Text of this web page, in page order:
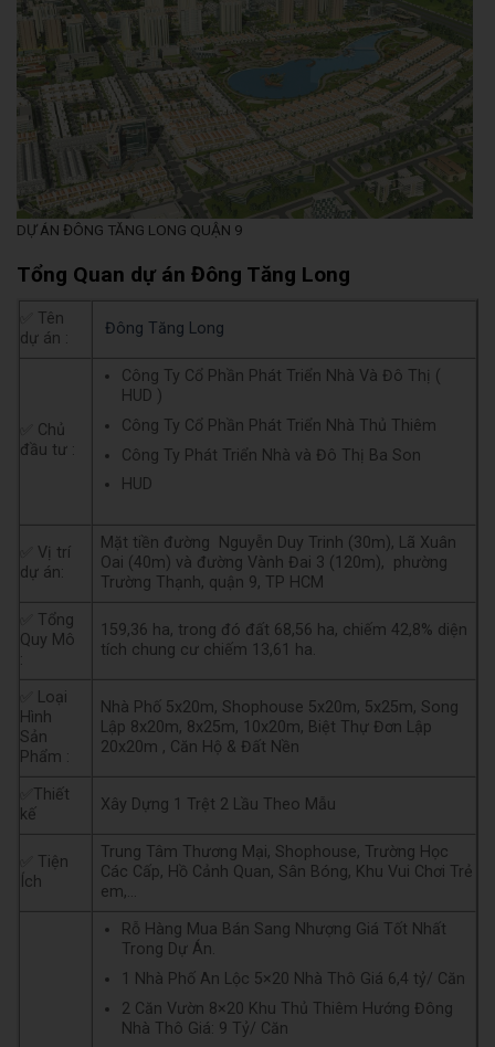
DỰ ÁN ĐÔNG TĂNG LONG QUẬN 9
Tổng Quan dự án Đông Tăng Long
✅ Tên
dự án :
Đông Tăng Long
✅ Chủ
đầu tư :
Công Ty Cổ Phần Phát Triển Nhà Và Đô Thị (
HUD )
Công Ty Cổ Phần Phát Triển Nhà Thủ Thiêm
Công Ty Phát Triển Nhà và Đô Thị Ba Son
HUD
✅ Vị trí
dự án:
Mặt tiền đường Nguyễn Duy Trinh (30m), Lã Xuân
Oai (40m) và đường Vành Đai 3 (120m), phường
Trường Thạnh, quận 9, TP HCM
✅ Tổng
Quy Mô
:
159,36 ha, trong đó đất 68,56 ha, chiếm 42,8% diện
tích chung cư chiếm 13,61 ha.
✅ Loại
Hình
Sản
Phẩm :
Nhà Phố 5x20m, Shophouse 5x20m, 5x25m, Song
Lập 8x20m, 8x25m, 10x20m, Biệt Thự Đơn Lập
20x20m , Căn Hộ & Đất Nền
✅Thiết
kế
Xây Dựng 1 Trệt 2 Lầu Theo Mẫu
✅ Tiện
Ích
Trung Tâm Thương Mại, Shophouse, Trường Học
Các Cấp, Hồ Cảnh Quan, Sân Bóng, Khu Vui Chơi Trẻ
em,…
Rỗ Hàng Mua Bán Sang Nhượng Giá Tốt Nhất
Trong Dự Án.
1 Nhà Phố An Lộc 5×20 Nhà Thô Giá 6,4 tỷ/ Căn
2 Căn Vườn 8×20 Khu Thủ Thiêm Hướng Đông
Nhà Thô Giá: 9 Tỷ/ Căn